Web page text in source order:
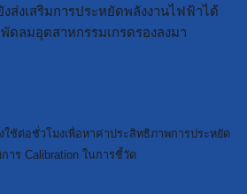
ส่งเสริมการประหยัดพลังงานไฟฟ้าได้
ดลมอุตสาหกรรมเกรดรองลงมา
ใช้ต่อชั่วโมงเพื่อหาค่าประสิทธิภาพการประหยัด
าร Calibration ในการชี้วัด